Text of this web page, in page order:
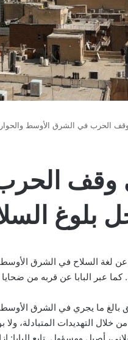
وقف الحرب في الشرق الأوسط
وقف
بلوغ
عن لغة السلاح في الشرق
كما عبر البابا عن قربه من
بقلق بالغ ما يجري في الشرق
خلال التهديدات المتبادلة،
أصيل ومسؤول. تابع البابا: